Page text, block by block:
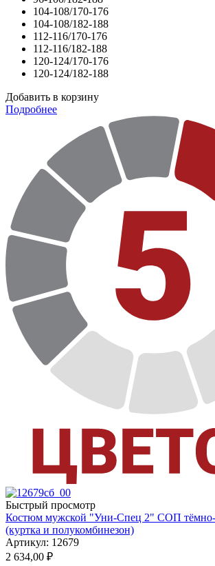
104-108/170-176
104-108/182-188
112-116/170-176
112-116/182-188
120-124/170-176
120-124/182-188
Добавить в корзину
Подробнее
Быстрый просмотр
Костюм мужской "Уни-Спец 2" СОП
(куртка и полукомбинезон)
Артикул: 12679
2 634,00 ₽